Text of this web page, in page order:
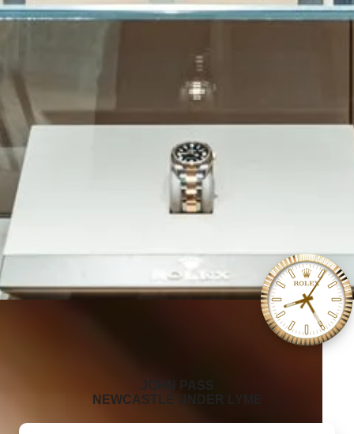
‭JOHN PASS
NEWCASTLE UNDER LYME‬